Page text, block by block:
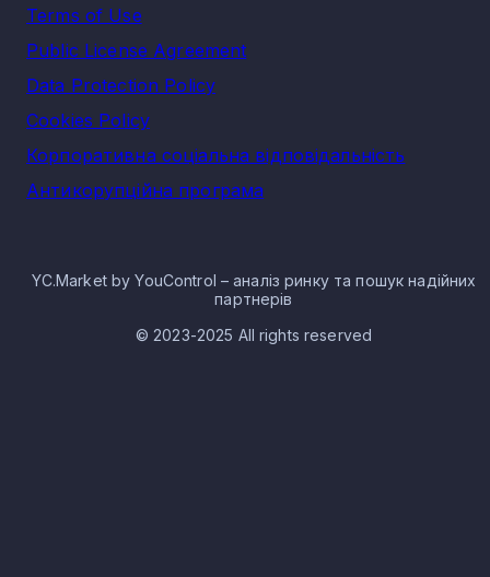
Terms of Use
Public License Agreement
Data Protection Policy
Cookies Policy
Корпоративна соціальна відповідальність
Антикорупційна програма
YC.Market by YouControl – аналіз ринку та пошук надійних
партнерів
© 2023-2025 All rights reserved